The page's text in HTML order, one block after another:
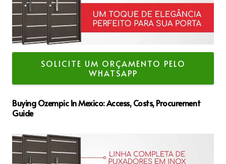
SOLICITE UM ORÇAMENTO PELO
WHATSAPP
Buying Ozempic In Mexico: Access, Costs, Procurement
Guide